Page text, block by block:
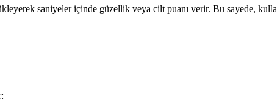
saniyeler içinde güzellik veya cilt puanı verir. Bu sayede,